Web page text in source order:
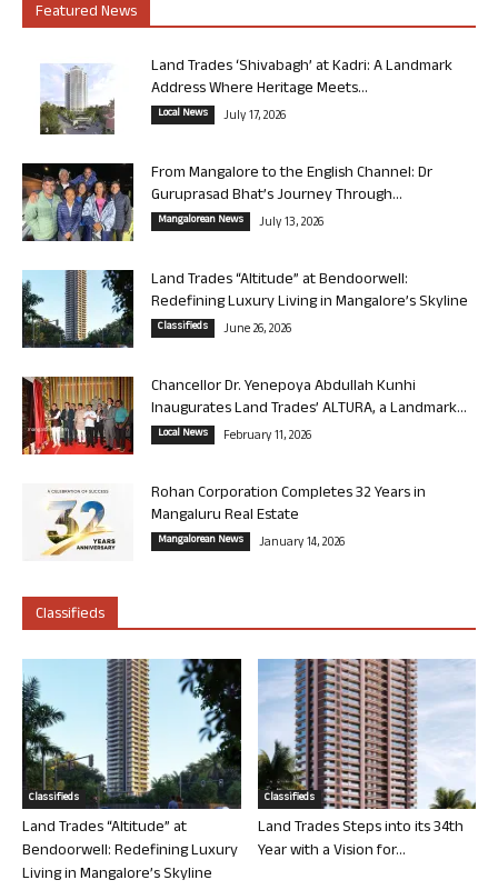
Featured News
Land Trades ‘Shivabagh’ at Kadri: A Landmark
Address Where Heritage Meets...
Local News July 17, 2026
From Mangalore to the English Channel: Dr
Guruprasad Bhat’s Journey Through...
Mangalorean News July 13, 2026
Land Trades “Altitude” at Bendoorwell:
Redefining Luxury Living in Mangalore’s Skyline
Classifieds June 26, 2026
Chancellor Dr. Yenepoya Abdullah Kunhi
Inaugurates Land Trades’ ALTURA, a Landmark...
Local News February 11, 2026
Rohan Corporation Completes 32 Years in
Mangaluru Real Estate
Mangalorean News January 14, 2026
Classifieds
Classifieds
Land Trades “Altitude” at
Bendoorwell: Redefining Luxury
Living in Mangalore’s Skyline
Classifieds
Land Trades Steps into its 34th
Year with a Vision for...